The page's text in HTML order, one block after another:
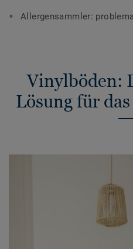
Allergensammler:
Vinylböden:
Lösung für